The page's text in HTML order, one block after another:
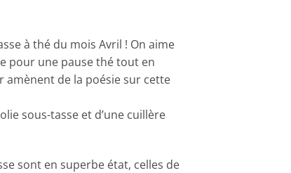
à thé du mois Avril ! On aime
pour une pause thé tout en
amènent de la poésie sur cette
sous-tasse et d’une cuillère
sont en superbe état, celles de